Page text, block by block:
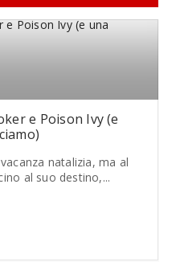
e Poison Ivy (e
natalizia, ma al
al suo destino,...